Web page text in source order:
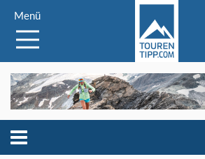
Menü